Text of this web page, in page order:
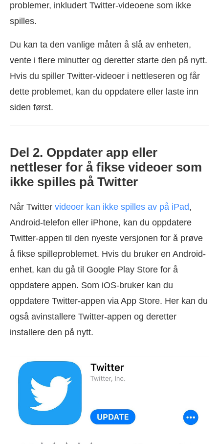
problemer, inkludert Twitter-videoene som ikke
spilles.
Du kan ta den vanlige måten å slå av enheten,
vente i flere minutter og deretter starte den på nytt.
Hvis du spiller Twitter-videoer i nettleseren og får
dette problemet, kan du oppdatere eller laste inn
siden først.
Del 2. Oppdater app eller
nettleser for å fikse videoer som
ikke spilles på Twitter
Når Twitter videoer kan ikke spilles av på iPad,
Android-telefon eller iPhone, kan du oppdatere
Twitter-appen til den nyeste versjonen for å prøve
å fikse spilleproblemet. Hvis du bruker en Android-
enhet, kan du gå til Google Play Store for å
oppdatere appen. Som iOS-bruker kan du
oppdatere Twitter-appen via App Store. Her kan du
også avinstallere Twitter-appen og deretter
installere den på nytt.